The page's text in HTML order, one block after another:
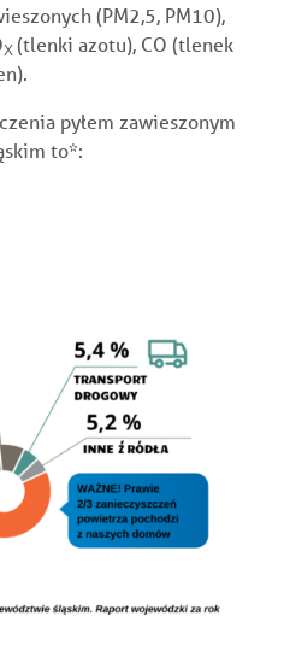
(PM2,5, PM10),
X(tlenki azotu), CO (tlenek
pyłem zawieszonym
to*: